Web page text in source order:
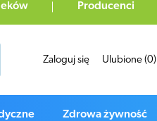
Producenci
Zaloguj się Ulubione (0)
Zdrowa żywność